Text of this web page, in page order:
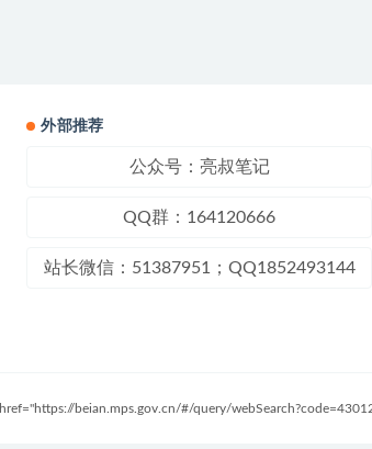
外部推荐
公众号：亮叔笔记
QQ群：164120666
站长微信：51387951；QQ1852493144
href="https://beian.mps.gov.cn/#/query/